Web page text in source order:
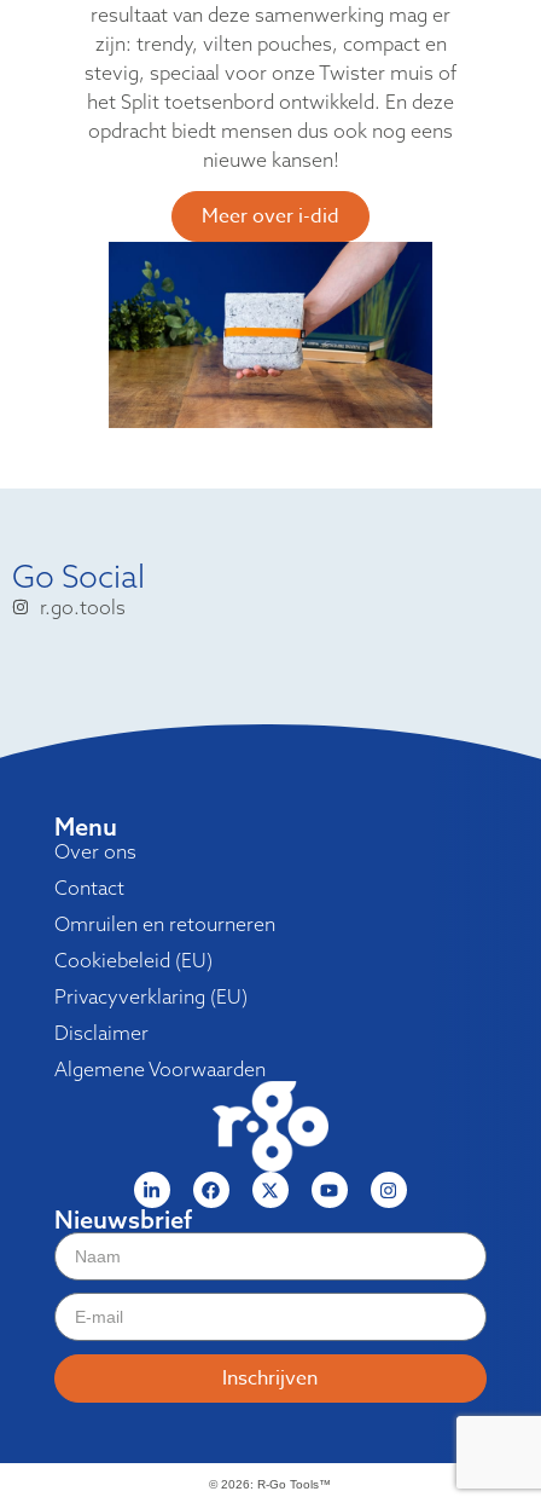
resultaat van deze samenwerking mag er
zijn: trendy, vilten pouches, compact en
stevig, speciaal voor onze Twister muis of
het Split toetsenbord ontwikkeld. En deze
opdracht biedt mensen dus ook nog eens
nieuwe kansen!
Meer over i-did
Go Social
r.go.tools
Menu
Over ons
Contact
Omruilen en retourneren
Cookiebeleid (EU)
Privacyverklaring (EU)
Disclaimer
Algemene Voorwaarden
Nieuwsbrief
Inschrijven
© 2026: R-Go Tools™